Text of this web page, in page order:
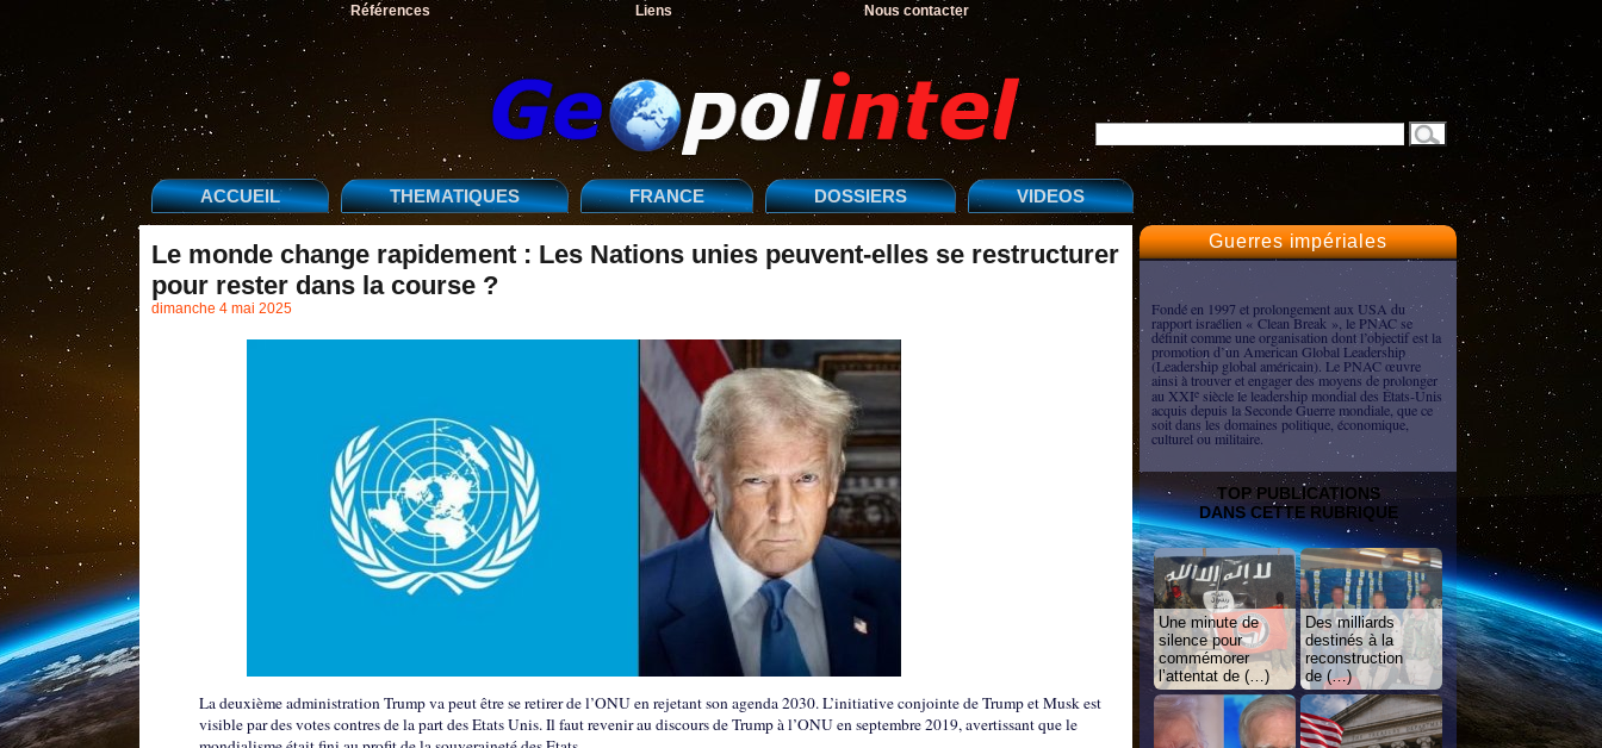
Références Liens Nous contacter
ACCUEIL THEMATIQUES FRANCE DOSSIERS VIDEOS
Le monde change rapidement : Les Nations unies peuvent-elles se restructurer
pour rester dans la course ?
dimanche 4 mai 2025
La deuxième administration Trump va peut être se retirer de l’ONU en rejetant son agenda 2030. L’initiative conjointe de Trump et Musk est
visible par des votes contres de la part des Etats Unis. Il faut revenir au discours de Trump à l’ONU en septembre 2019, avertissant que le
Guerres impériales
Fondé en 1997 et prolongement aux USA du
rapport israélien « Clean Break », le PNAC se
définit comme une organisation dont l’objectif est la
promotion d’un American Global Leadership
(Leadership global américain). Le PNAC œuvre
ainsi à trouver et engager des moyens de prolonger
au XXIe siècle le leadership mondial des États-Unis
acquis depuis la Seconde Guerre mondiale, que ce
soit dans les domaines politique, économique,
culturel ou militaire.
TOP PUBLICATIONS
DANS CETTE RUBRIQUE
Une minute de
silence pour
commémorer
l’attentat de (…)
Des milliards
destinés à la
reconstruction
de (…)